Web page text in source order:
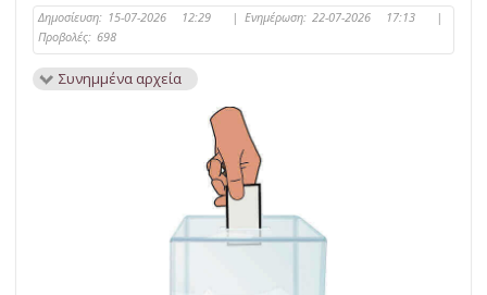
Δημοσίευση: 15-07-2026 12:29 | Ενημέρωση: 22-07-2026 17:13
|
Προβολές: 698
Συνημμένα αρχεία